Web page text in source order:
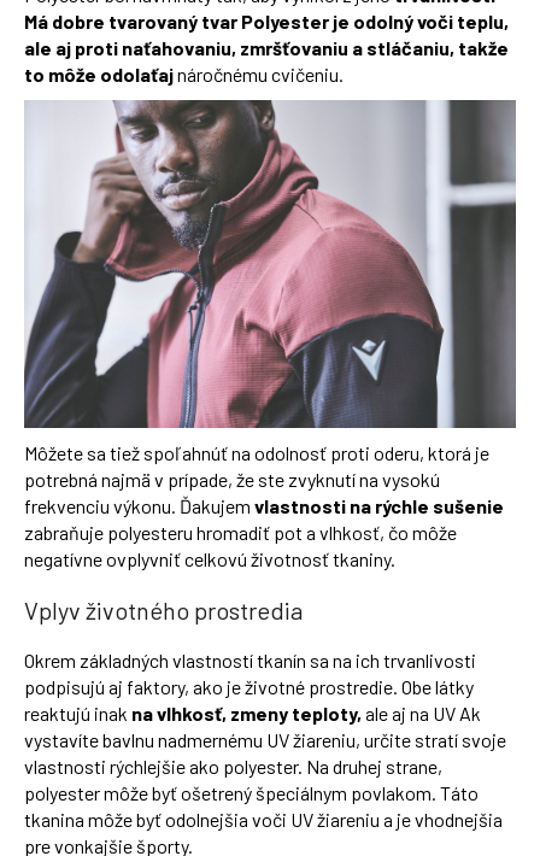
Má dobre tvarovaný tvar Polyester je odolný voči teplu,
ale aj proti naťahovaniu, zmršťovaniu a stláčaniu, takže
to môže odolaťajnáročnému cvičeniu.
Môžete sa tiež spoľahnúť na odolnosť proti oderu, ktorá je
potrebná najmä v prípade, že ste zvyknutí na vysokú
frekvenciu výkonu. Ďakujem vlastnosti na rýchle sušenie
zabraňuje polyesteru hromadiť pot a vlhkosť, čo môže
negatívne ovplyvniť celkovú životnosť tkaniny.
Vplyv životného prostredia
Okrem základných vlastností tkanín sa na ich trvanlivosti
podpisujú aj faktory, ako je životné prostredie. Obe látky
reaktujú inak na vlhkosť, zmeny teploty, ale aj na UV Ak
vystavíte bavlnu nadmernému UV žiareniu, určite stratí svoje
vlastnosti rýchlejšie ako polyester. Na druhej strane,
polyester môže byť ošetrený špeciálnym povlakom. Táto
tkanina môže byť odolnejšia voči UV žiareniu a je vhodnejšia
pre vonkajšie športy.